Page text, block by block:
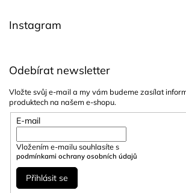
Instagram
Odebírat newsletter
Vložte svůj e-mail a my vám budeme zasílat
produktech na našem e-shopu.
E-mail
Vložením e-mailu souhlasíte s
podmínkami ochrany osobních údajů
Přihlásit se